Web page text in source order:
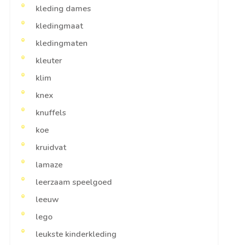
kleding dames
kledingmaat
kledingmaten
kleuter
klim
knex
knuffels
koe
kruidvat
lamaze
leerzaam speelgoed
leeuw
lego
leukste kinderkleding